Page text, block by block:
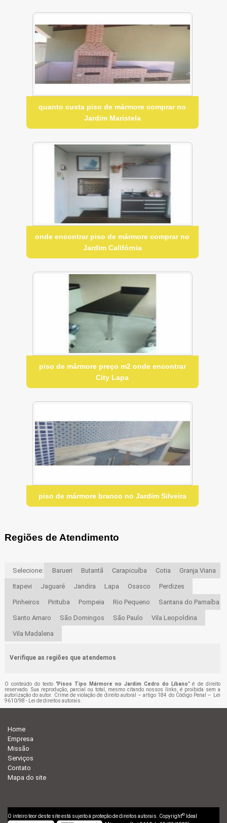
quanto custa piso de mármore comprar no
Jardim Maristela
onde encontrar piso de mármore comprar no
Jardim Califórnia
piso de mármore preço m2 onde encontrar
City Lapa
piso de mármore branco no Jardim Silveira
Regiões de Atendimento
Selecione: Barueri Butantã Carapicuíba Cotia Granja Viana
Itapevi Jaguaré Jandira Lapa Osasco Perdizes
Pinheiros Pirituba Pompeia Rio Pequeno Santana do Parnaíba
Santo Amaro São Domingos São Paulo Vila Leopoldina
Vila Madalena
Verifique as regiões que atendemos
O conteúdo do texto "Pisos Tipo Mármore no Jardim Cedro do Líbano" é de direito
reservado. Sua reprodução, parcial ou total, mesmo citando nossos links, é proibida sem a
autorização do autor. Crime de violação de direito autoral – artigo 184 do Código Penal –
Lei
9610/98 - Lei de direitos autorais
Home
Empresa
Missão
Serviços
Contato
Mapa do site
O inteiro teor deste site está sujeito à proteção de direitos autorais. Copyright© Ideal